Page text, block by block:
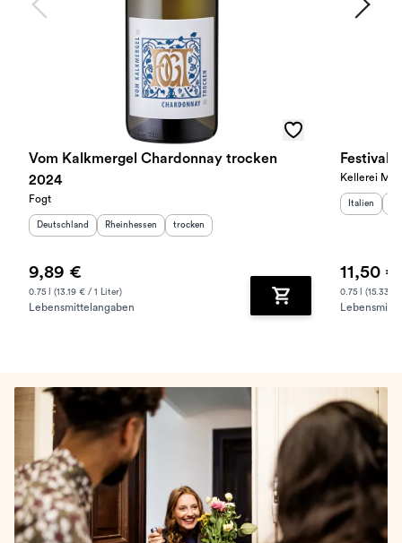
Vom Kalkmergel Chardonnay trocken
2024
Fogt
Herkunftsland
Deutschland Herkunftsregion :
Rheinhessen Geschmack
trocken
9,89 €
0.75 l (13.19 € / 1 Liter)
Lebensmittelangaben Zum Warenkorb
Festival
Kellerei
Italien
11,50 €
0.75 l (15.33 €